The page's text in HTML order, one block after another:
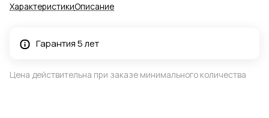
ХарактеристикиОписание
Гарантия 5 лет
Цена действительна при заказе минимального количества